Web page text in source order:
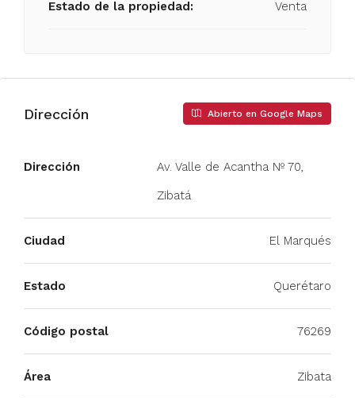
Estado de la propiedad: Venta
Dirección Abierto en Google Maps
Dirección
Av. Valle de Acantha Nº 70,
Zibatá
Ciudad El Marqués
Estado Querétaro
Código postal 76269
Área Zibata